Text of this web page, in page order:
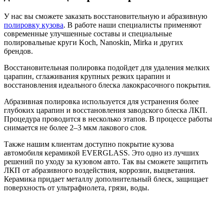
У нас вы сможете заказать восстановительную и абразивную
полировку кузова. В работе наши специалисты применяют
современные улучшенные составы и специальные
полировальные круги Koch, Nanoskin, Mirka и других
брендов.
Восстановительная полировка подойдет для удаления мелких
царапин, сглаживания крупных резких царапин и
восстановления идеального блеска лакокрасочного покрытия.
Абразивная полировка используется для устранения более
глубоких царапин и восстановления заводского блеска ЛКП.
Процедура проводится в несколько этапов. В процессе работы
снимается не более 2–3 мкм лакового слоя.
Также нашим клиентам доступно покрытие кузова
автомобиля керамикой EVERGLASS. Это одно из лучших
решений по уходу за кузовом авто. Так вы сможете защитить
ЛКП от абразивного воздействия, коррозии, выцветания.
Керамика придает металлу дополнительный блеск, защищает
поверхность от ультрафиолета, грязи, воды.